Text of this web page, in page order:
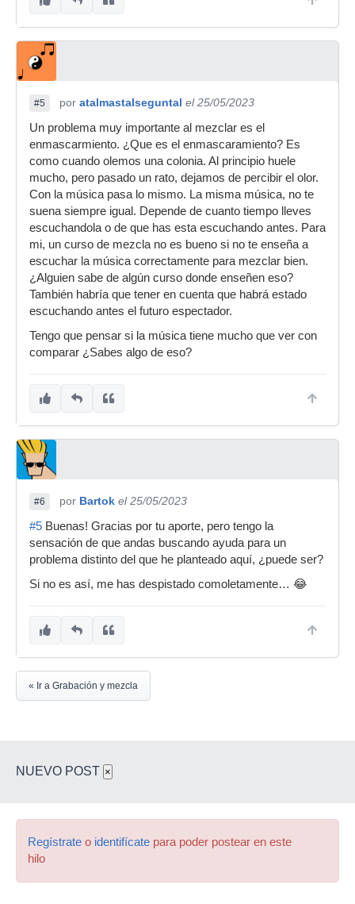
#5 por atalmastalseguntal el 25/05/2023
Un problema muy importante al mezclar es el
enmascarmiento. ¿Que es el enmascaramiento? Es
como cuando olemos una colonia. Al principio huele
mucho, pero pasado un rato, dejamos de percibir el olor.
Con la música pasa lo mismo. La misma música, no te
suena siempre igual. Depende de cuanto tiempo lleves
escuchandola o de que has esta escuchando antes. Para
mi, un curso de mezcla no es bueno si no te enseña a
escuchar la música correctamente para mezclar bien.
¿Alguien sabe de algún curso donde enseñen eso?
También habría que tener en cuenta que habrá estado
escuchando antes el futuro espectador.
Tengo que pensar si la música tiene mucho que ver con
comparar ¿Sabes algo de eso?
#6 por Bartok el 25/05/2023
#5 Buenas! Gracias por tu aporte, pero tengo la
sensación de que andas buscando ayuda para un
problema distinto del que he planteado aquí, ¿puede ser?
Si no es así, me has despistado comoletamente… 😂
« Ir a Grabación y mezcla
NUEVO POST ×
Regístrate o identifícate para poder postear en este
hilo